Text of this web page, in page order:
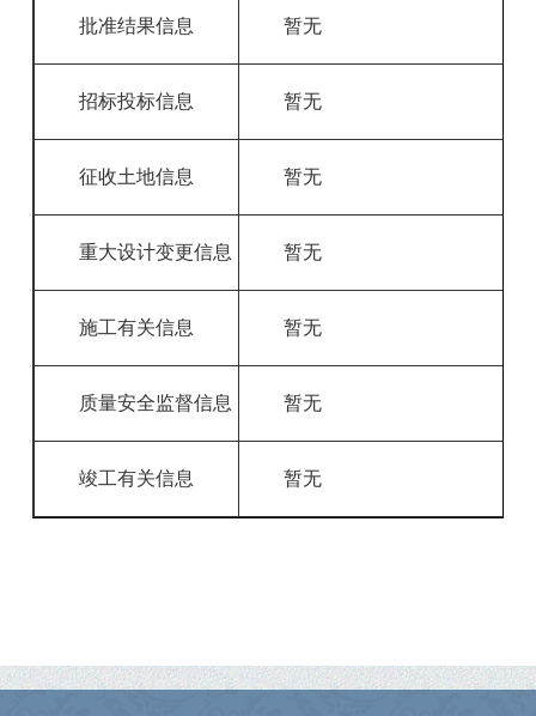
批准结果信息 暂无
招标投标信息 暂无
征收土地信息 暂无
重大设计变更信息 暂无
施工有关信息 暂无
质量安全监督信息 暂无
竣工有关信息 暂无